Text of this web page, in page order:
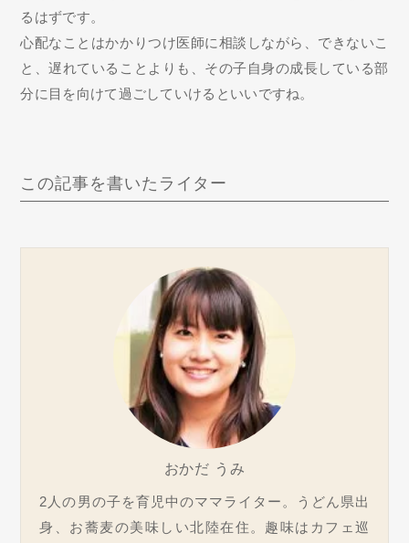
るはずです。
心配なことはかかりつけ医師に相談しながら、できないこ
と、遅れていることよりも、その子自身の成長している部
分に目を向けて過ごしていけるといいですね。
この記事を書いたライター
おかだ うみ
2人の男の子を育児中のママライター。うどん県出
身、お蕎麦の美味しい北陸在住。趣味はカフェ巡